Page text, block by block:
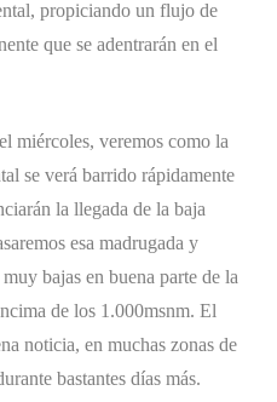
propiciando un flujo de
que se adentrarán en el
miércoles, veremos como la
se verá barrido rápidamente
la llegada de la baja
esa madrugada y
bajas en buena parte de la
de los 1.000msnm. El
noticia, en muchas zonas de
bastantes días más.